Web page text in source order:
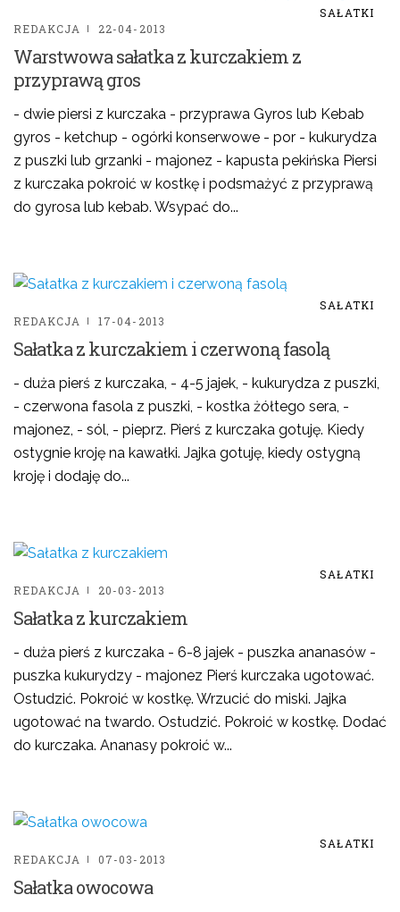
SAŁATKI
REDAKCJA
22-04-2013
Warstwowa sałatka z kurczakiem z
przyprawą gros
- dwie piersi z kurczaka - przyprawa Gyros lub Kebab
gyros - ketchup - ogórki konserwowe - por - kukurydza
z puszki lub grzanki - majonez - kapusta pekińska Piersi
z kurczaka pokroić w kostkę i podsmażyć z przyprawą
do gyrosa lub kebab. Wsypać do...
SAŁATKI
REDAKCJA
17-04-2013
Sałatka z kurczakiem i czerwoną fasolą
- duża pierś z kurczaka, - 4-5 jajek, - kukurydza z puszki,
- czerwona fasola z puszki, - kostka żółtego sera, -
majonez, - sól, - pieprz. Pierś z kurczaka gotuję. Kiedy
ostygnie kroję na kawałki. Jajka gotuję, kiedy ostygną
kroję i dodaję do...
SAŁATKI
REDAKCJA
20-03-2013
Sałatka z kurczakiem
- duża pierś z kurczaka - 6-8 jajek - puszka ananasów -
puszka kukurydzy - majonez Pierś kurczaka ugotować.
Ostudzić. Pokroić w kostkę. Wrzucić do miski. Jajka
ugotować na twardo. Ostudzić. Pokroić w kostkę. Dodać
do kurczaka. Ananasy pokroić w...
SAŁATKI
REDAKCJA
07-03-2013
Sałatka owocowa